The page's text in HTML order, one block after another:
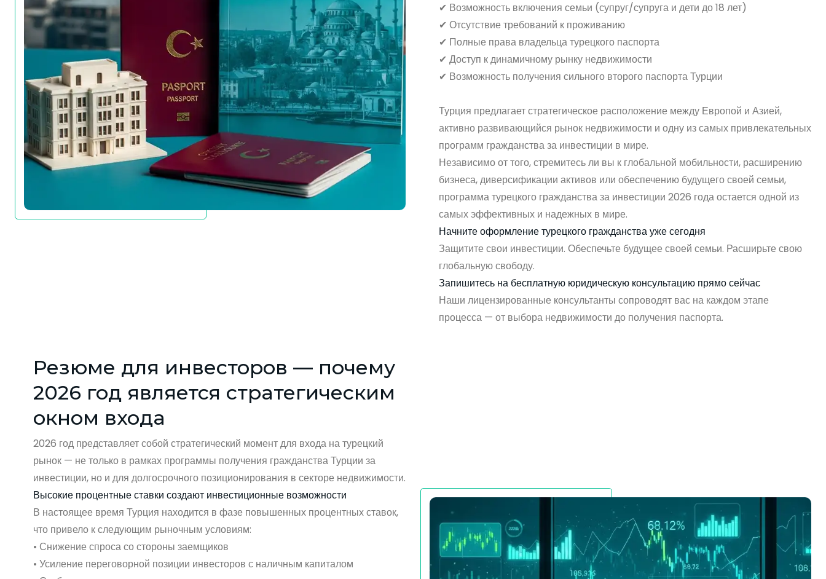
✔ Возможность включения семьи (супруг/супруга и дети до 18 лет)
✔ Отсутствие требований к проживанию
✔ Полные права владельца турецкого паспорта
✔ Доступ к динамичному рынку недвижимости
✔ Возможность получения сильного второго паспорта Турции
Турция предлагает стратегическое расположение между Европой и Азией,
активно развивающийся рынок недвижимости и одну из самых привлекательных
программ гражданства за инвестиции в мире.
Независимо от того, стремитесь ли вы к глобальной мобильности, расширению
бизнеса, диверсификации активов или обеспечению будущего своей семьи,
программа турецкого гражданства за инвестиции 2026 года остается одной из
самых эффективных и надежных в мире.
Начните оформление турецкого гражданства уже сегодня
Защитите свои инвестиции. Обеспечьте будущее своей семьи. Расширьте свою
глобальную свободу.
Запишитесь на бесплатную юридическую консультацию прямо сейчас
Наши лицензированные консультанты сопроводят вас на каждом этапе
процесса — от выбора недвижимости до получения паспорта.
Резюме для инвесторов — почему
2026 год является стратегическим
окном входа
2026 год представляет собой стратегический момент для входа на турецкий
рынок — не только в рамках программы получения гражданства Турции за
инвестиции, но и для долгосрочного позиционирования в секторе недвижимости.
Высокие процентные ставки создают инвестиционные возможности
В настоящее время Турция находится в фазе повышенных процентных ставок,
что привело к следующим рыночным условиям:
• Снижение спроса со стороны заемщиков
• Усиление переговорной позиции инвесторов с наличным капиталом